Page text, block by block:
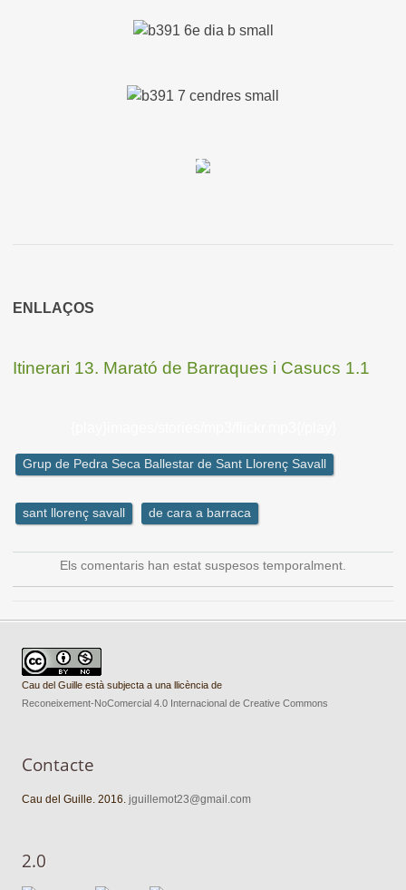
ENLLAÇOS
Itinerari 13. Marató de Barraques i Casucs 1.1
Grup de Pedra Seca Ballestar de Sant Llorenç Savall
sant llorenç savall de cara a barraca
Els comentaris han estat suspesos temporalment.
Cau del Guille està subjecta a una llicència de
Reconeixement-NoComercial 4.0 Internacional de Creative Commons
Contacte
Cau del Guille. 2016.jguillemot23@gmail.com
2.0